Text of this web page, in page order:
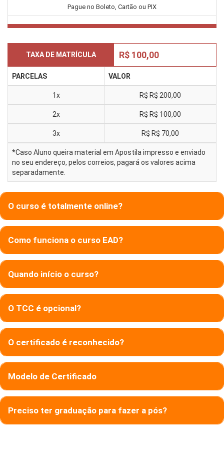
Pague no Boleto, Cartão ou PIX
TAXA DE MATRÍCULA R$ 100,00
PARCELAS VALOR
1x R$ R$ 200,00
2x R$ R$ 100,00
3x R$ R$ 70,00
*Caso Aluno queira material em Apostila impresso e enviado
no seu endereço, pelos correios, pagará os valores acima
separadamente.
O curso é totalmente online?
Como funciona o curso EAD?
Quando início o curso?
O TCC é opcional?
O certificado é reconhecido?
Modelo de Certificado
Preciso ter graduação para fazer a pós?